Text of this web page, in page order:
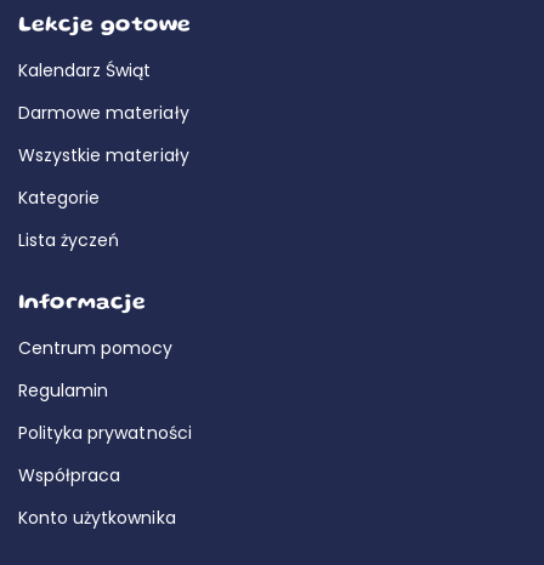
Lekcje gotowe
Kalendarz Świąt
Darmowe materiały
Wszystkie materiały
Kategorie
Lista życzeń
Informacje
Centrum pomocy
Regulamin
Polityka prywatności
Współpraca
Konto użytkownika